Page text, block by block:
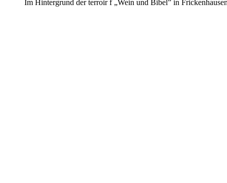
Im Hintergrund der terroir f „Wein und Bibel” in